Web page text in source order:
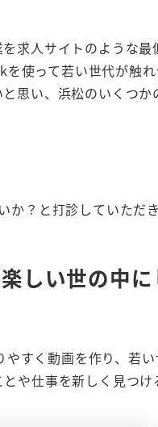
求人サイトのような最
使って若い世代が触
思い、浜松のいくつか
か？と打診していただ
しい世の中に
すく動画を作り、若
や仕事を新しく見つけ